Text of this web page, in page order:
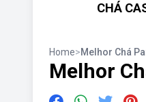
CHÁ
Home>Melhor Chá
Melhor